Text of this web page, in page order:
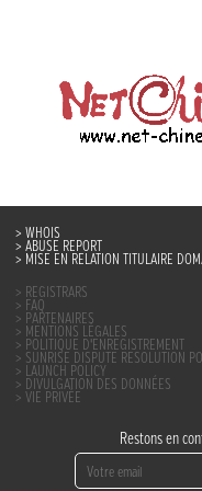
WHOIS
ABUSE REPORT
MISE EN RELATION TITULAIRE
REGISTRARS
FAQ
PARTENAIRES
MENTIONS LÉGALES
POLITIQUE D’ENREGISTREMENT
SUNRISE DISPUTE RESOLUTION
LAUNCH POLICY
DIVULGATION DES DONNÉES
VIE PRIVÉE
Restons en